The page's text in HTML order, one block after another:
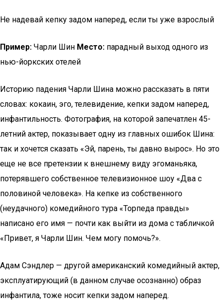
Не надевай кепку задом наперед, если ты уже взрослый
Пример: Чарли Шин Место: парадный выход одного из
нью-йоркских отелей
Историю падения Чарли Шина можно рассказать в пяти
словах: кокаин, эго, телевидение, кепки задом наперед,
инфантильность. Фотография, на которой запечатлен 45-
летний актер, показывает одну из главных ошибок Шина:
так и хочется сказать «Эй, парень, ты давно вырос». Но это
еще не все претензии к внешнему виду эгоманьяка,
потерявшего собственное телевизионное шоу «Два с
половиной человека». На кепке из собственного
(неудачного) комедийного тура «Торпеда правды»
написано его имя — почти как выйти из дома с табличкой
«Привет, я Чарли Шин. Чем могу помочь?».
Адам Сэндлер — другой американский комедийный актер,
эксплуатирующий (в данном случае осознанно) образ
инфантила, тоже носит кепки задом наперед.